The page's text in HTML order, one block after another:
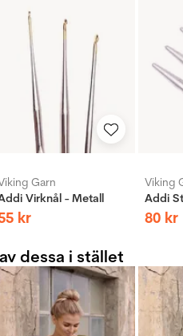
Garn
Virknål - Metall
kr
Viking
80 kr
dessa i stället